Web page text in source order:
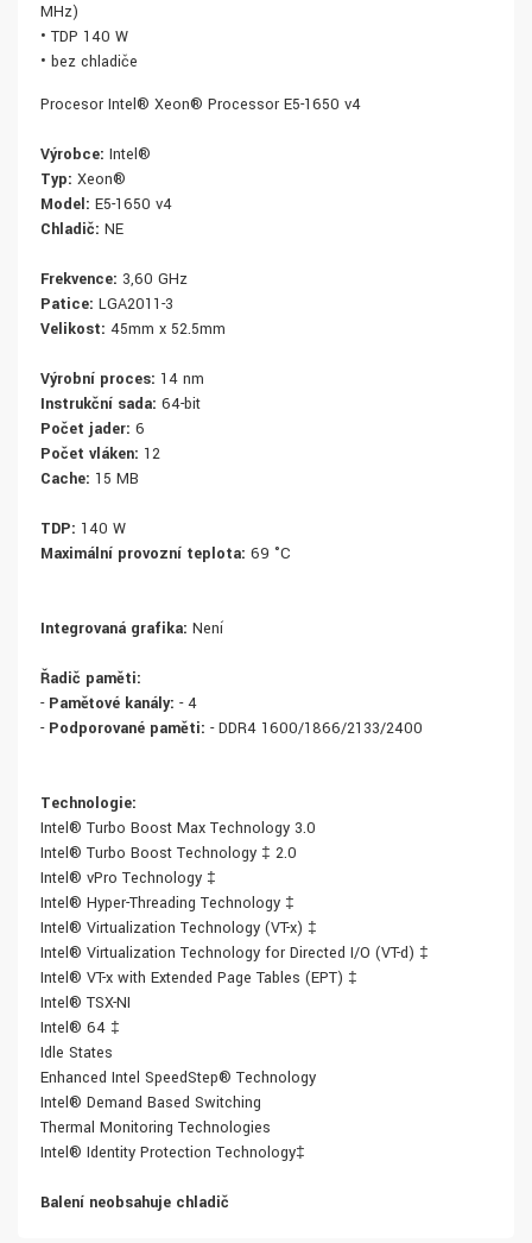
MHz)
• TDP 140 W
• bez chladiče
Procesor Intel® Xeon® Processor E5-1650 v4
Výrobce: Intel®
Typ: Xeon®
Model: E5-1650 v4
Chladič: NE
Frekvence: 3,60 GHz
Patice: LGA2011-3
Velikost: 45mm x 52.5mm
Výrobní proces: 14 nm
Instrukční sada: 64-bit
Počet jader: 6
Počet vláken: 12
Cache: 15 MB
TDP: 140 W
Maximální provozní teplota: 69 °C
Integrovaná grafika: Není
Řadič paměti:
- Paměťové kanály: - 4
- Podporované paměti: - DDR4 1600/1866/2133/2400
Technologie:
Intel® Turbo Boost Max Technology 3.0
Intel® Turbo Boost Technology ‡ 2.0
Intel® vPro Technology ‡
Intel® Hyper-Threading Technology ‡
Intel® Virtualization Technology (VT-x) ‡
Intel® Virtualization Technology for Directed I/O (VT-d) ‡
Intel® VT-x with Extended Page Tables (EPT) ‡
Intel® TSX-NI
Intel® 64 ‡
Idle States
Enhanced Intel SpeedStep® Technology
Intel® Demand Based Switching
Thermal Monitoring Technologies
Intel® Identity Protection Technology‡
Balení neobsahuje chladič